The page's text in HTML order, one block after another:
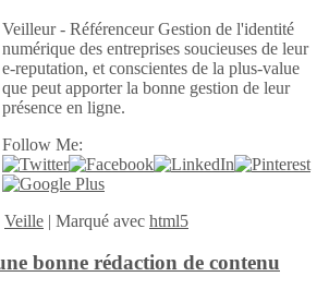
Veilleur - Référenceur Gestion de l'identité
numérique des entreprises soucieuses de leur
e-reputation, et conscientes de la plus-value
que peut apporter la bonne gestion de leur
présence en ligne.
Follow Me:
Veille | Marqué avec html5
bonne rédaction de contenu